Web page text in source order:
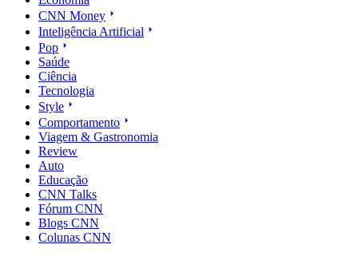
CNN Money
Inteligência Artificial
Pop
Saúde
Ciência
Tecnologia
Style
Comportamento
Viagem & Gastronomia
Review
Auto
Educação
CNN Talks
Fórum CNN
Blogs CNN
Colunas CNN